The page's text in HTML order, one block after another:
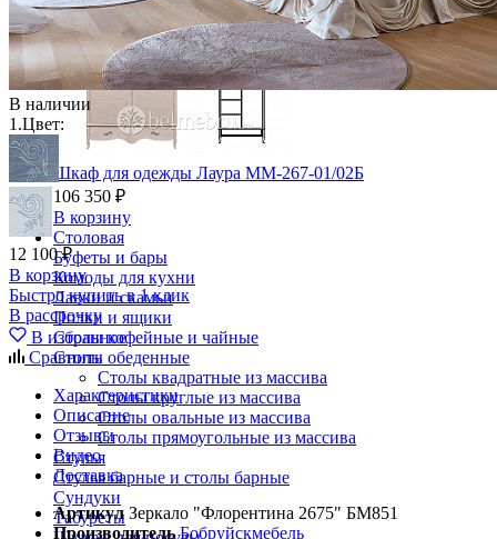
Шкаф для одежды Лаура ММ-267-01/02Б
106 350 ₽
В корзину
Столовая
Буфеты и бары
Комоды для кухни
Лавки и скамьи
Полки и ящики
Столы кофейные и чайные
Столы обеденные
Столы квадратные из массива
Столы круглые из массива
Столы овальные из массива
Столы прямоугольные из массива
Стулья
Стулья барные и столы барные
Сундуки
Табуреты
В наличии
1.Цвет:
12 100 ₽
В корзину
Быстро купить в 1 клик
В рассрочку
В избранное
Сравнить
Характеристики
Описание
Отзывы
Видео
Доставка
Артикул Зеркало "Флорентина 2675" БМ851
Производитель Бобруйскмебель